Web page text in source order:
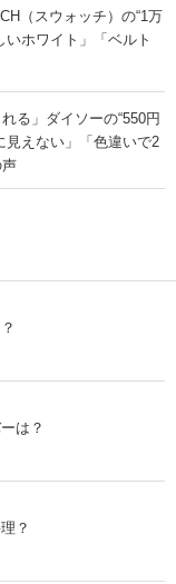
（スウォッチ）の“1万
ホワイト」「ベルト
る」ダイソーの“550円
えない」「色違いで2
は？
？